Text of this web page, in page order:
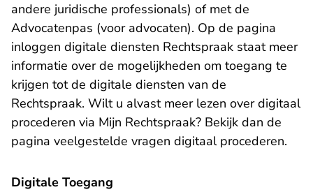
andere juridische professionals) of met de
Advocatenpas (voor advocaten). Op de pagina
inloggen digitale diensten Rechtspraak- U verlaat
staat meer
informatie over de mogelijkheden om toegang te
krijgen tot de digitale diensten van de
Rechtspraak. Wilt u alvast meer lezen over digitaal
procederen via Mijn Rechtspraak? Bekijk dan de
pagina veelgestelde vragen digitaal procederen.
Digitale Toegang